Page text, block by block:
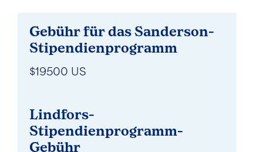
Gebühr für das Sanderson-
Stipendienprogramm
$19500 US
Lindfors-
Stipendienprogramm-
Gebühr